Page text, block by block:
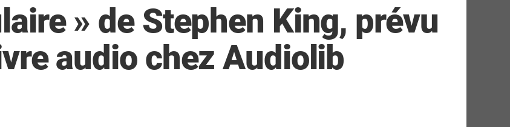
» de Stephen King, prévu
audio chez Audiolib